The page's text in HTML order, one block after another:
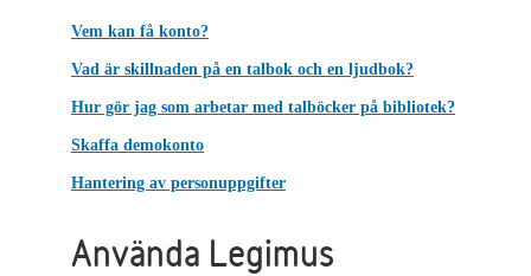
Vem kan få konto?
Vad är skillnaden på en talbok och en ljudbok?
Hur gör jag som arbetar med talböcker på bibliotek?
Skaffa demokonto
Hantering av personuppgifter
Använda Legimus